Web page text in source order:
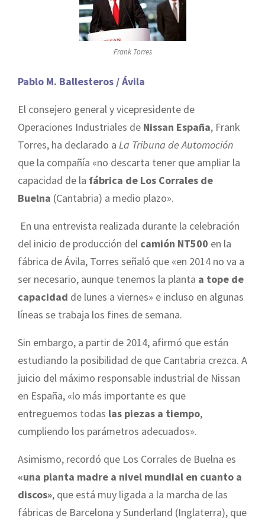
Frank Torres
Pablo M. Ballesteros / Ávila
El consejero general y vicepresidente de
Operaciones Industriales de Nissan España, Frank
Torres, ha declarado a La Tribuna de Automoción
que la compañía «no descarta tener que ampliar la
capacidad de la fábrica de Los Corrales de
Buelna (Cantabria) a medio plazo».
En una entrevista realizada durante la celebración
del inicio de producción del camión NT500 en la
fábrica de Ávila, Torres señaló que «en 2014 no va a
ser necesario, aunque tenemos la planta a tope de
capacidad de lunes a viernes» e incluso en algunas
líneas se trabaja los fines de semana.
Sin embargo, a partir de 2014, afirmó que están
estudiando la posibilidad de que Cantabria crezca. A
juicio del máximo responsable industrial de Nissan
en España, «lo más importante es que
entreguemos todas las piezas a tiempo,
cumpliendo los parámetros adecuados».
Asimismo, recordó que Los Corrales de Buelna es
«una planta madre a nivel mundial en cuanto a
discos», que está muy ligada a la marcha de las
fábricas de Barcelona y Sunderland (Inglaterra), que